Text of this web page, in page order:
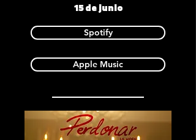
15 de junio
Spotify
Apple Music